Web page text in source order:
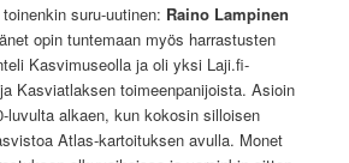
suru-uutinen: Raino Lampinen
opin tuntemaan myös harrastusten
Kasvimuseolla ja oli yksi Laji.fi-
Kasviatlaksen toimeenpanijoista. Asioin
luvulta alkaen, kun kokosin silloisen
Atlas-kartoituksen avulla. Monet